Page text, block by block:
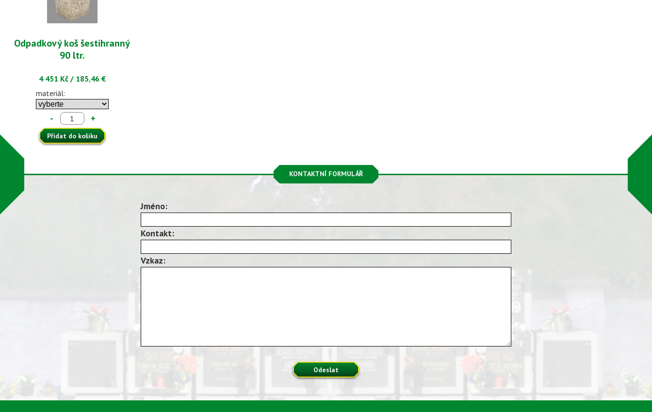
Odpadkový koš šestihranný
90 ltr.
4 451 Kč/ 185,46 €
materiál:
- +
Přidat do košíku
KONTAKTNÍ FORMULÁŘ
Jméno:
Kontakt:
Vzkaz:
Odeslat